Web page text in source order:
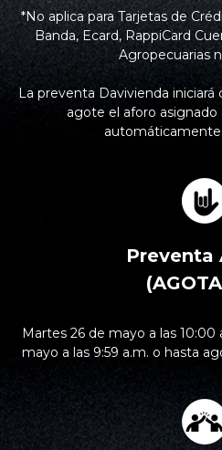
*No aplica para Tarjetas de
Banda, Ecard, RappiCard
Agropecuarias
La preventa Davivienda iniciará
agote el aforo asignado
automáticamente
Preventa
Martes 26 de mayo a las 10:00
mayo a las 9:59 a.m. o hasta